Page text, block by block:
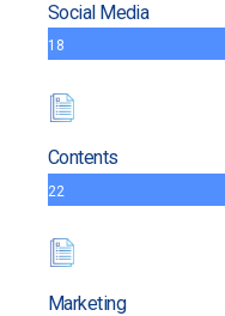
Social Media
18
Contents
22
Marketing